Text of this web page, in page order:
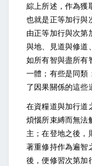
綜上所述，作為獲
也就是正等加行與
由正等加行與次第
與地、見道與修道
如所有智與盡所有
一體；有些是同類
了因果關係的這些
在資糧道與加行道
煩惱所束縛而無法
主；在登地之後，
著重修持作為遍智
後，便修習次第加